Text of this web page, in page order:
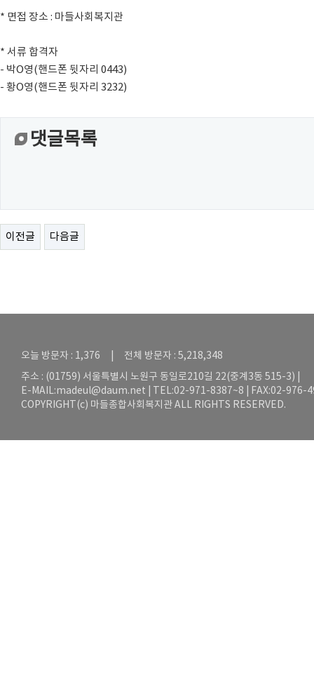
* 면접 장소 : 마들사회복지관
* 서류 합격자
- 박O영(핸드폰 뒷자리 0443)
- 황O영(핸드폰 뒷자리 3232)
댓글목록
이전글 다음글
오늘 방문자 : 1,376 | 전체 방문자 : 5,218,348
주소 : (01759) 서울특별시 노원구 동일로210길 22(중계3동 515-3) |
E-MAIL:madeul@daum.net | TEL:02-971-8387~8 | FAX:02-976-
COPYRIGHT(c) 마들종합사회복지관 ALL RIGHTS RESERVED.